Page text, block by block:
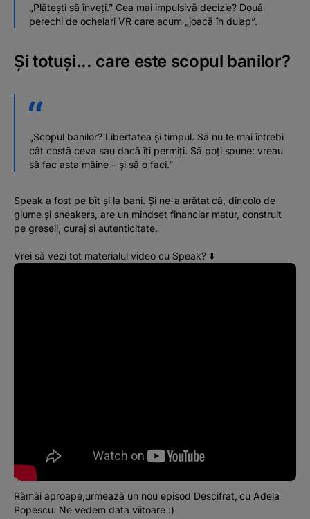
„Plătești să înveți.” Cea mai impulsivă decizie? Două
perechi de ochelari VR care acum „joacă în dulap”.
Și totuși... care este scopul banilor?
„Scopul banilor? Libertatea și timpul. Să nu te mai întrebi
cât costă ceva sau dacă îți permiți. Să poți spune: vreau
să fac asta mâine – și să o faci.”
Speak a fost pe bit și la bani. Și ne-a arătat că, dincolo de
glume și sneakers, are un mindset financiar matur, construit
pe greșeli, curaj și autenticitate.
Vrei să vezi tot materialul video cu Speak? ⬇️
Rămâi aproape,urmează un nou episod Descifrat, cu Adela
Popescu. Ne vedem data viitoare :)